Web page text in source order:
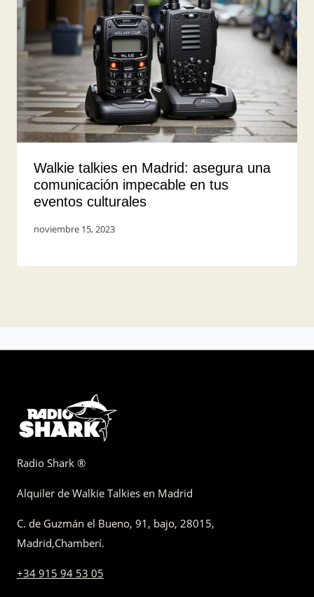
Walkie talkies en Madrid: asegura una
comunicación impecable en tus
eventos culturales
Por
noviembre 15, 2023
Radio Shark ®
Alquiler de Walkie Talkies en Madrid
C. de Guzmán el Bueno, 91, bajo, 28015,
Madrid,Chamberí.
+34 915 94 53 05